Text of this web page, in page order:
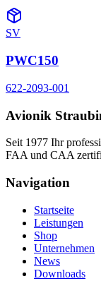
SV
PWC150
622-2093-001
Avionik
Seit 1977 Ihr
FAA und CAA
Navigation
Startseite
Leistungen
Shop
Unternehmen
News
Downloads